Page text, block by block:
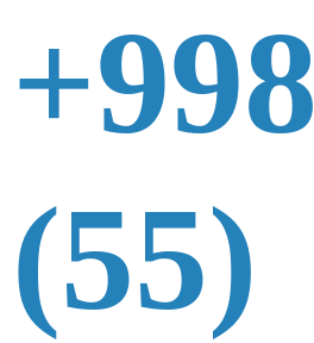
+998
(55)